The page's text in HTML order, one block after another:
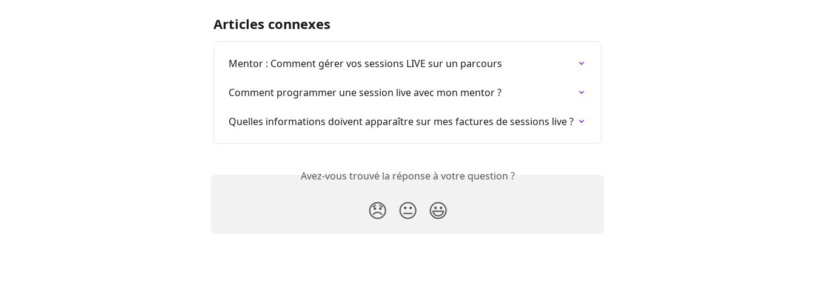
Articles connexes
Mentor : Comment gérer vos sessions LIVE sur un parcours
Comment programmer une session live avec mon mentor ?
Quelles informations doivent apparaître sur mes factures de sessions live ?
Avez-vous trouvé la réponse à votre question ?
😞 😐 😃